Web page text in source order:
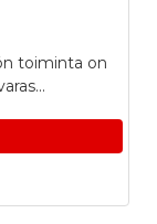
toiminta on